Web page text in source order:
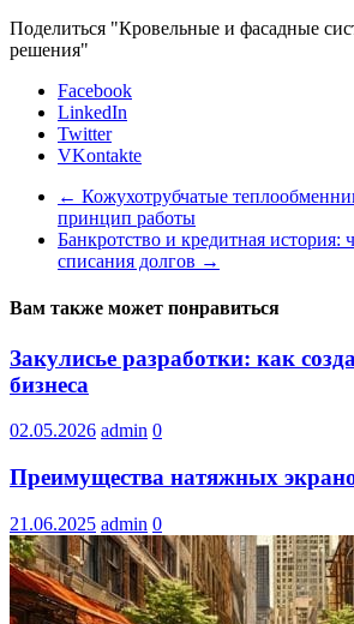
Поделиться "Кровельные и фасадные
решения"
Facebook
LinkedIn
Twitter
VKontakte
← Кожухотрубчатые
принцип работы
Банкротство и кредитная история:
списания долгов →
Вам также может понравиться
Закулисье разработки: как
бизнеса
02.05.2026 admin 0
Преимущества натяжных
21.06.2025 admin 0